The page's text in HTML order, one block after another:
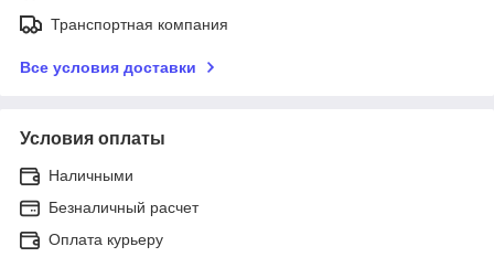
Транспортная компания
Все условия доставки
Условия оплаты
Наличными
Безналичный расчет
Оплата курьеру